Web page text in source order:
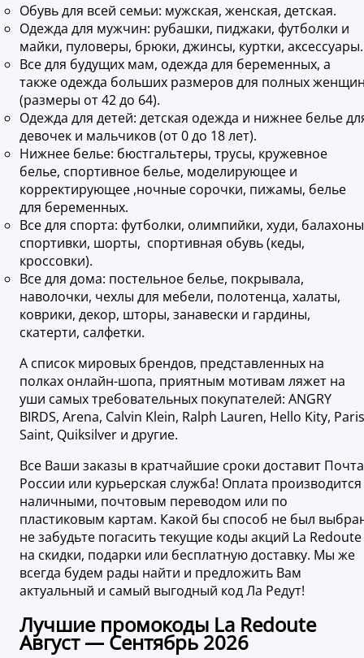
Обувь для всей семьи: мужская, женская, детская.
Одежда для мужчин: рубашки, пиджаки, футболки и
майки, пуловеры, брюки, джинсы, куртки, аксессуары.
Все для будущих мам, одежда для беременных, а
также одежда больших размеров для полных
(размеры от 42 до 64).
Одежда для детей: детская одежда и нижнее белье
девочек и мальчиков (от 0 до 18 лет).
Нижнее белье: бюстгальтеры, трусы, кружевное
белье, спортивное белье, моделирующее и
корректирующее ,ночные сорочки, пижамы, белье
для беременных.
Все для спорта: футболки, олимпийки, худи,
спортивки, шорты, спортивная обувь (кеды,
кроссовки).
Все для дома: постельное белье, покрывала,
наволочки, чехлы для мебели, полотенца, халаты,
коврики, декор, шторы, занавески и гардины,
скатерти, салфетки.
А список мировых брендов, представленных на
полках онлайн-шопа, приятным мотивам ляжет на
уши самых требовательных покупателей: ANGRY
BIRDS, Arena, Calvin Klein, Ralph Lauren, Hello Kity, Paris
Saint, Quiksilver и другие.
Все Ваши заказы в кратчайшие сроки доставит Почта
России или курьерская служба! Оплата производится
наличными, почтовым переводом или по
пластиковым картам. Какой бы способ не был
не забудьте погасить текущие коды акций La Redoute
на скидки, подарки или бесплатную доставку. Мы же
всегда будем рады найти и предложить Вам
актуальный и самый выгодный код Ла Редут!
Лучшие промокоды La Redoute
Август — Сентябрь 2026